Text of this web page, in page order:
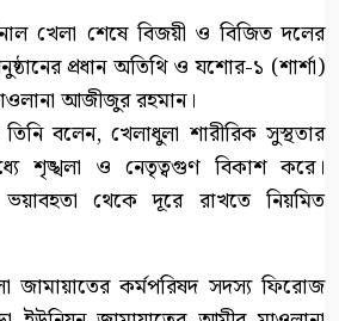
খেলা শেষে বিজয়ী ও বিজিত দলের
প্রধান অতিথি ও যশোর-১ (শার্শা)
আজীজুর রহমান।
বলেন, খেলাধুলা শারীরিক সুস্থতার
শৃঙ্খলা ও নেতৃত্বগুণ বিকাশ করে।
থেকে দূরে রাখতে নিয়মিত
জামায়াতের কর্মপরিষদ সদস্য ফিরোজ